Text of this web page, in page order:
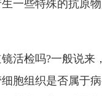
一些特殊的抗原
活检吗?一般说来
胞组织是否属于